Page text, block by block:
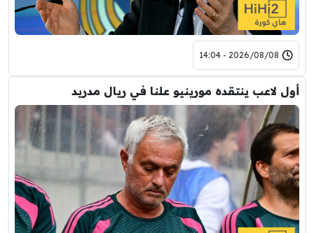
2026/08/08 - 14:04
أول لاعب ينتقده مورينيو علنا في ريال مدريد